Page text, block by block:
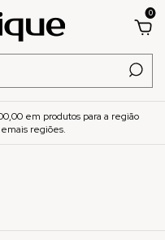
0
em produtos para a região
regiões.